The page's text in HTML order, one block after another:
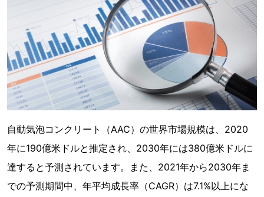
自動気泡コンクリート（AAC）の世界市場規模は、2020
年に190億米ドルと推定され、2030年には380億米ドルに
達すると予測されています。また、2021年から2030年ま
での予測期間中、年平均成長率（CAGR）は7.1%以上にな